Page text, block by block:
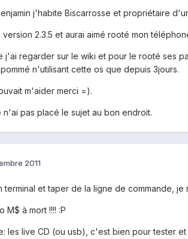
j'habite Biscarrosse et propriétaire
version 2.3.5 et aurai aimé rooté mon
j'ai regarder sur le wiki et pour le rooté ses
n'utilisant cette os que depuis 3jours.
m'aider merci =).
n'ai pas placé le sujet au bon endroit.
2011
terminal et taper de la ligne de commande, je
M$ à mort !!!! :P
les live CD (ou usb), c'est bien pour tester et